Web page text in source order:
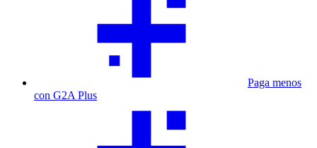
Paga menos
con G2A Plus